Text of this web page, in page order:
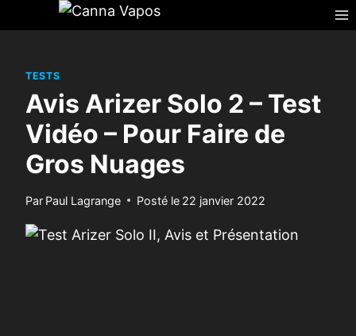
to
TESTS
Avis Arizer Solo 2 – Test
Vidéo – Pour Faire de
Gros Nuages
Par Paul Lagrange Posté le 22 janvier 2022